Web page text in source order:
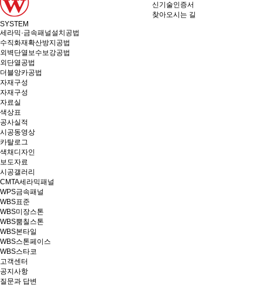
신기술인증서
찾아오시는 길
SYSTEM
세라믹·금속패널설치공법
수직화재확산방지공법
외벽단열보수보강공법
외단열공법
더블앙카공법
자재구성
자재구성
자료실
색상표
공사실적
시공동영상
카탈로그
색채디자인
보도자료
시공갤러리
CMTA세라믹패널
WPS금속패널
WBS표준
WBS미장스톤
WBS뿜칠스톤
WBS본타일
WBS스톤페이스
WBS스타코
고객센터
공지사항
질문과 답변